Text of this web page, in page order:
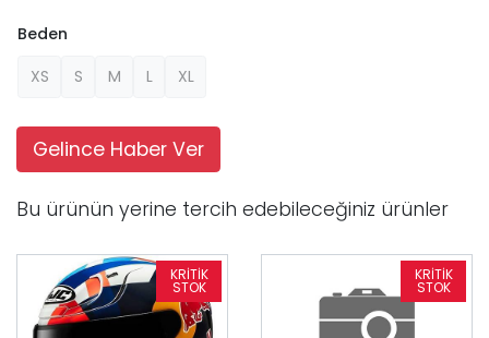
Beden
XS
S M L XL
Gelince Haber Ver
Bu ürünün yerine tercih edebileceğiniz ürünler